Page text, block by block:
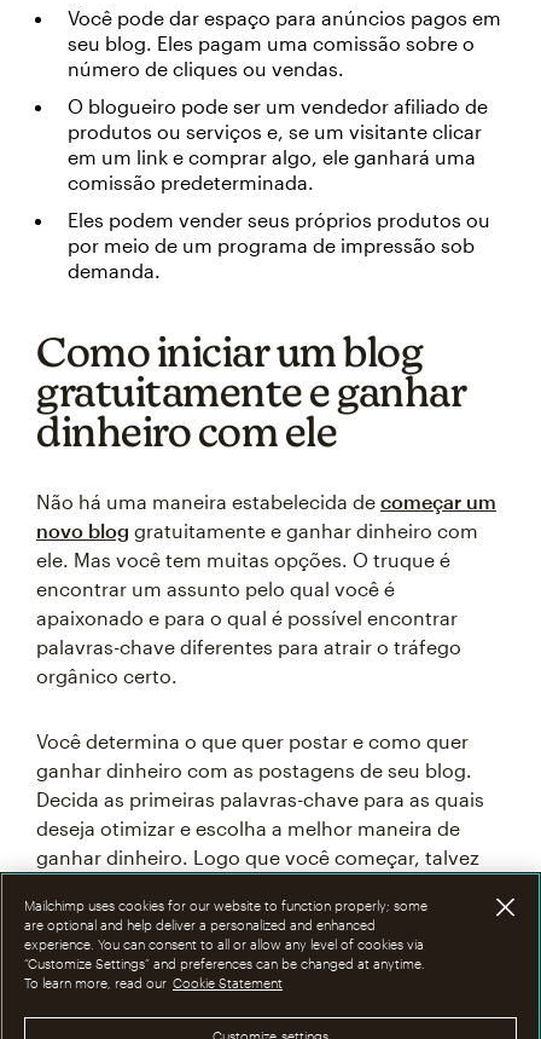
Você pode dar espaço para anúncios pagos em
seu blog. Eles pagam uma comissão sobre o
número de cliques ou vendas.
O blogueiro pode ser um vendedor afiliado de
produtos ou serviços e, se um visitante clicar
em um link e comprar algo, ele ganhará uma
comissão predeterminada.
Eles podem vender seus próprios produtos ou
por meio de um programa de impressão sob
demanda.
Como iniciar um blog
gratuitamente e ganhar
dinheiro com ele
Não há uma maneira estabelecida de começar um
novo blog gratuitamente e ganhar dinheiro com
ele. Mas você tem muitas opções. O truque é
encontrar um assunto pelo qual você é
apaixonado e para o qual é possível encontrar
palavras-chave diferentes para atrair o tráfego
orgânico certo.
Você determina o que quer postar e como quer
ganhar dinheiro com as postagens de seu blog.
Decida as primeiras palavras-chave para as quais
deseja otimizar e escolha a melhor maneira de
ganhar dinheiro. Logo que você começar, talvez
medida que seu público cresce, os seus
patrocínios também crescem.
Mailchimp uses cookies for our website to function properly; some
experience. You can consent to all or allow any level of cookies via
“Customize Settings” and preferences can be changed at anytime.
To learn more, read our Cookie Statement
Customize settings